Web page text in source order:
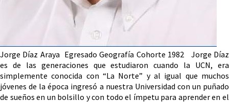
Jorge Díaz Araya Egresado Geografía Cohorte 1982 Jorge Díaz
es de las generaciones que estudiaron cuando la UCN, era
simplemente conocida con “La Norte” y al igual que muchos
jóvenes de la época ingresó a nuestra Universidad con un puñado
de sueños en un bolsillo y con todo el ímpetu para aprender en el